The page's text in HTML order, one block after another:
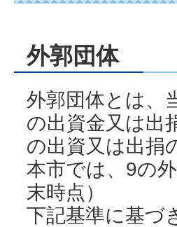
外郭団体
外郭団体とは、
の出資金又は出
の出資又は出捐
本市では、9の
末時点）
下記基準に基づ